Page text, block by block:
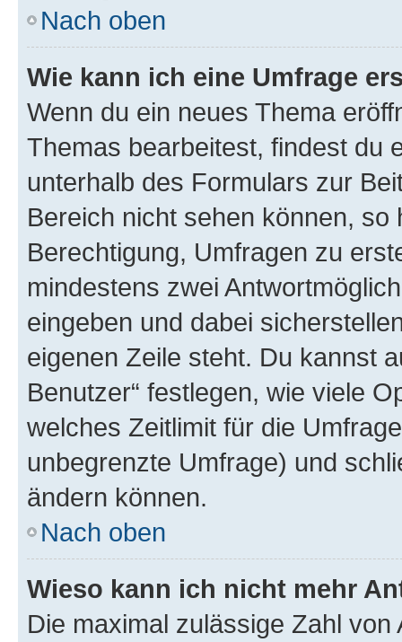
Nach oben
Wie kann ich eine Umfrage
Wenn du ein neues Thema
Themas bearbeitest, findest du
unterhalb des Formulars zur
Bereich nicht sehen können,
Berechtigung, Umfragen zu
mindestens zwei
eingeben und dabei
eigenen Zeile steht. Du kannst
Benutzer“ festlegen, wie viele
welches Zeitlimit für die
unbegrenzte Umfrage) und
ändern können.
Nach oben
Wieso kann ich nicht mehr
Die maximal zulässige Zahl